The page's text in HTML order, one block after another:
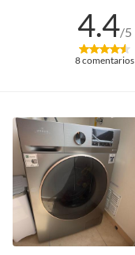
4.4/5
8comentarios